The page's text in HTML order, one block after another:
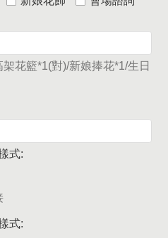
花籃*1(對)/新娘捧花*1/生日
式:
式: